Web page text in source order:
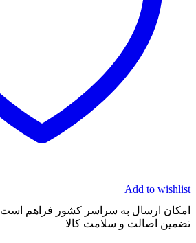
Add to wishlist
امکان ارسال به سراسر کشور فراهم است
تضمین اصالت و سلامت کالا